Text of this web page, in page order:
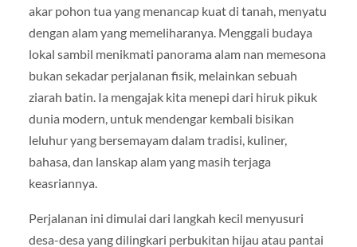
akar pohon tua yang menancap kuat di tanah, menyatu
dengan alam yang memeliharanya. Menggali budaya
lokal sambil menikmati panorama alam nan memesona
bukan sekadar perjalanan fisik, melainkan sebuah
ziarah batin. Ia mengajak kita menepi dari hiruk pikuk
dunia modern, untuk mendengar kembali bisikan
leluhur yang bersemayam dalam tradisi, kuliner,
bahasa, dan lanskap alam yang masih terjaga
keasriannya.
Perjalanan ini dimulai dari langkah kecil menyusuri
desa-desa yang dilingkari perbukitan hijau atau pantai